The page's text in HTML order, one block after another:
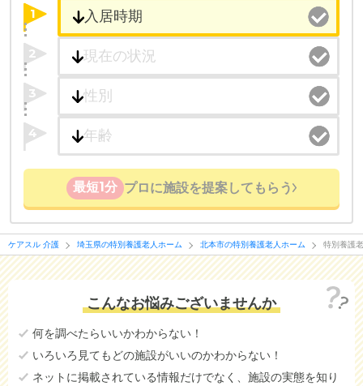
・こだわりの条件や医療体制から施設を探せる
たとえば「カラオケ」「麻雀」が楽しめる施設、
「夫婦入居可」の施設、「看取り可」の施設など、
医療・看護体制から施設を探すこともできます。
1
2
3
4
最短1分 プロに施設を提案してもらう
ケアスル 介護 埼玉県の特別養護老人ホーム 北本市の特別養護老人ホーム 特別養護
こんなお悩みございませんか
何を調べたらいいかわからない！
いろいろ見てもどの施設がいいのかわからない！
ネットに掲載されている情報だけでなく、施設の実態を知り